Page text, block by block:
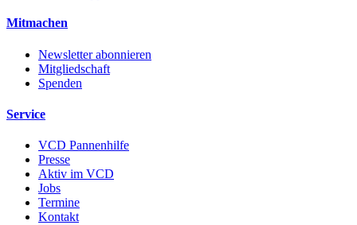
Mitmachen
Newsletter abonnieren
Mitgliedschaft
Spenden
Service
VCD Pannenhilfe
Presse
Aktiv im VCD
Jobs
Termine
Kontakt